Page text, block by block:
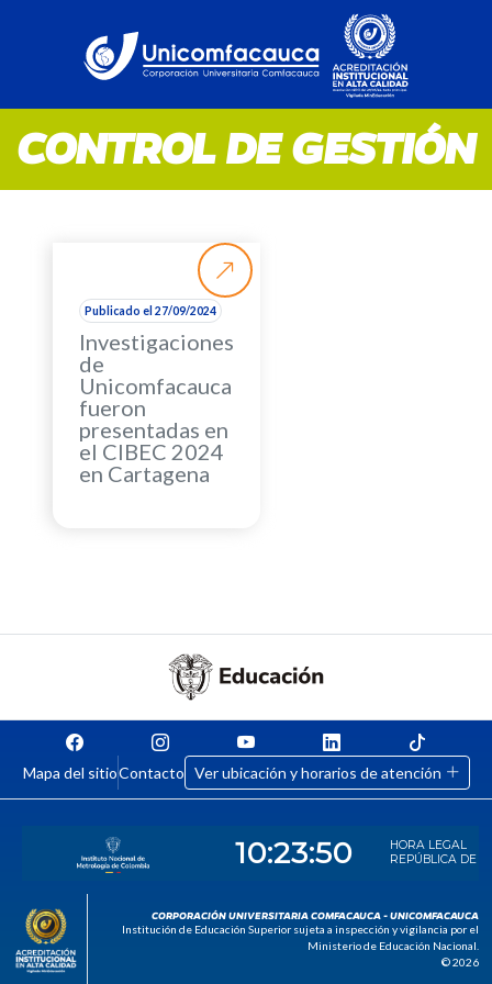
CONTROL DE GESTIÓN
Publicado el 27/09/2024
Investigaciones
de
Unicomfacauca
fueron
presentadas en
el CIBEC 2024
en Cartagena
Mapa del sitioContacto Ver ubicación y horarios de atención
CORPORACIÓN UNIVERSITARIA COMFACAUCA - UNICOMFACAUCA
Institución de Educación Superior sujeta a inspección y vigilancia por el
Ministerio de Educación Nacional.
© 2026